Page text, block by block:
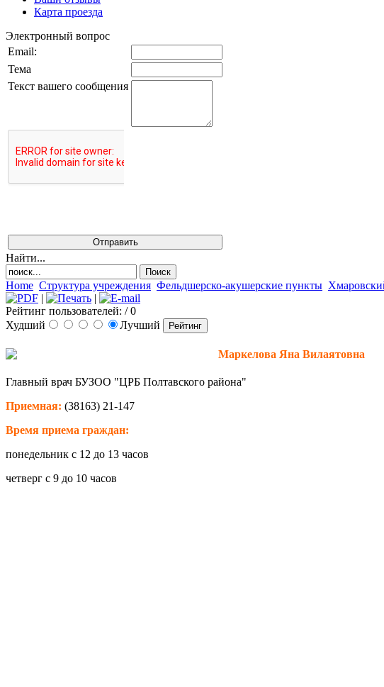
Карта проезда
Электронный вопрос
Email:
Тема
Текст вашего сообщения
Найти...
Home Структура учреждения Фельдшерско-акушерские пункты
|
|
Рейтинг пользователей: / 0
Худший
Лучший
Маркелова Яна Вилаятовна
Главный врач БУЗОО "ЦРБ Полтавского района"
Приемная: (38163) 21-147
Время приема граждан:
понедельник с 12 до 13 часов
четверг с 9 до 10 часов